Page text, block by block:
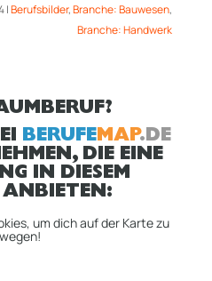
|Berufsbilder,Branche: Bauwesen,
Branche: Handwerk
BERUFEMAP.DE
DIE EINE
IN DIESEM
ANBIETEN:
um dich auf der Karte zu